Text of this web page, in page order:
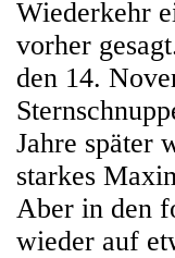
Wiederkehr
vorher
den 14.
Jahre später
starkes
Aber in den
wieder auf